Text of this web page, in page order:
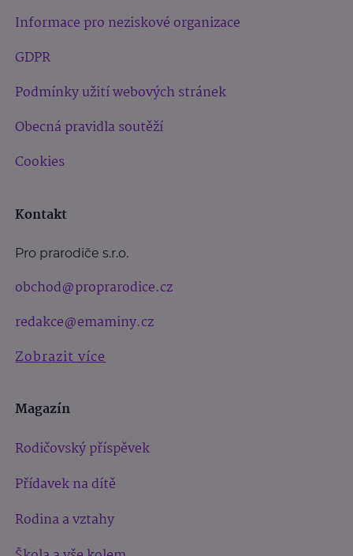
Informace pro neziskové organizace
GDPR
Podmínky užití webových stránek
Obecná pravidla soutěží
Cookies
Kontakt
Pro prarodiče s.r.o.
obchod@proprarodice.cz
redakce@emaminy.cz
Zobrazit více
Magazín
Rodičovský příspěvek
Přídavek na dítě
Rodina a vztahy